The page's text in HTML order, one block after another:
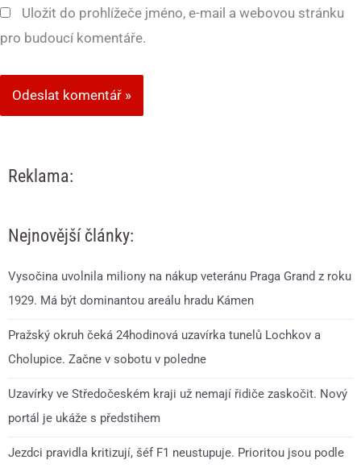
Uložit do prohlížeče jméno, e-mail a webovou stránku
pro budoucí komentáře.
Reklama:
Nejnovější články:
Vysočina uvolnila miliony na nákup veteránu Praga Grand z roku
1929. Má být dominantou areálu hradu Kámen
Pražský okruh čeká 24hodinová uzavírka tunelů Lochkov a
Cholupice. Začne v sobotu v poledne
Uzavírky ve Středočeském kraji už nemají řidiče zaskočit. Nový
portál je ukáže s předstihem
Jezdci pravidla kritizují, šéf F1 neustupuje. Prioritou jsou podle